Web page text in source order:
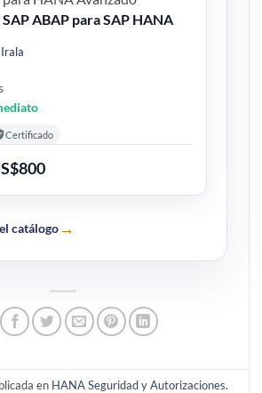
ABAP para SAP HANA
Certificado
catálogo→
en HANA Seguridad y Autorizaciones.